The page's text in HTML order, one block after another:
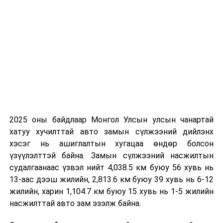
2025 оны байдлаар Монгол Улсын улсын чанартай
хатуу хучилттай авто замын сүлжээний дийлэнх
хэсэг нь ашиглалтын хугацаа өндөр болсон
үзүүлэлттэй байна. Замын сүлжээний насжилтын
судалгаанаас үзвэл нийт 4,038.5 км буюу 56 хувь нь
13-аас дээш жилийн, 2,813.6 км буюу 39 хувь нь 6-12
жилийн, харин 1,104.7 км буюу 15 хувь нь 1-5 жилийн
насжилттай авто зам эзэлж байна.